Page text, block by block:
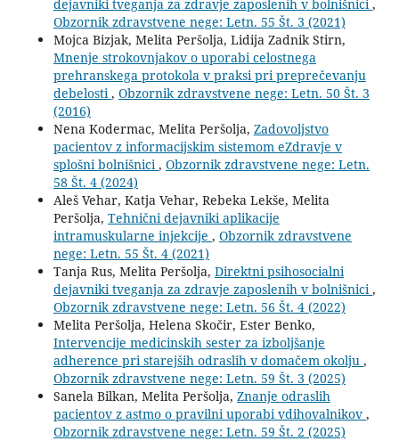
dejavniki tveganja za zdravje zaposlenih v bolnišnici,
Obzornik zdravstvene nege: Letn. 55 Št. 3 (2021)
Mojca Bizjak, Melita Peršolja, Lidija Zadnik Stirn,
Mnenje strokovnjakov o uporabi celostnega
prehranskega protokola v praksi pri preprečevanju
debelosti, Obzornik zdravstvene nege: Letn. 50 Št. 3
(2016)
Nena Kodermac, Melita Peršolja, Zadovoljstvo
pacientov z informacijskim sistemom eZdravje v
splošni bolnišnici, Obzornik zdravstvene nege: Letn.
58 Št. 4 (2024)
Aleš Vehar, Katja Vehar, Rebeka Lekše, Melita
Peršolja, Tehnični dejavniki aplikacije
intramuskularne injekcije , Obzornik zdravstvene
nege: Letn. 55 Št. 4 (2021)
Tanja Rus, Melita Peršolja, Direktni psihosocialni
dejavniki tveganja za zdravje zaposlenih v bolnišnici,
Obzornik zdravstvene nege: Letn. 56 Št. 4 (2022)
Melita Peršolja, Helena Skočir, Ester Benko,
Intervencije medicinskih sester za izboljšanje
adherence pri starejših odraslih v domačem okolju ,
Obzornik zdravstvene nege: Letn. 59 Št. 3 (2025)
Sanela Bilkan, Melita Peršolja, Znanje odraslih
pacientov z astmo o pravilni uporabi vdihovalnikov ,
Obzornik zdravstvene nege: Letn. 59 Št. 2 (2025)